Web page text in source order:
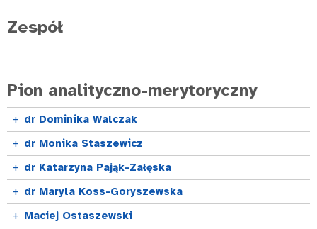
Zespół
Pion analityczno-merytoryczny
+ dr Dominika Walczak
+ dr Monika Staszewicz
+ dr Katarzyna Pająk-Załęska
+ dr Maryla Koss-Goryszewska
+ Maciej Ostaszewski